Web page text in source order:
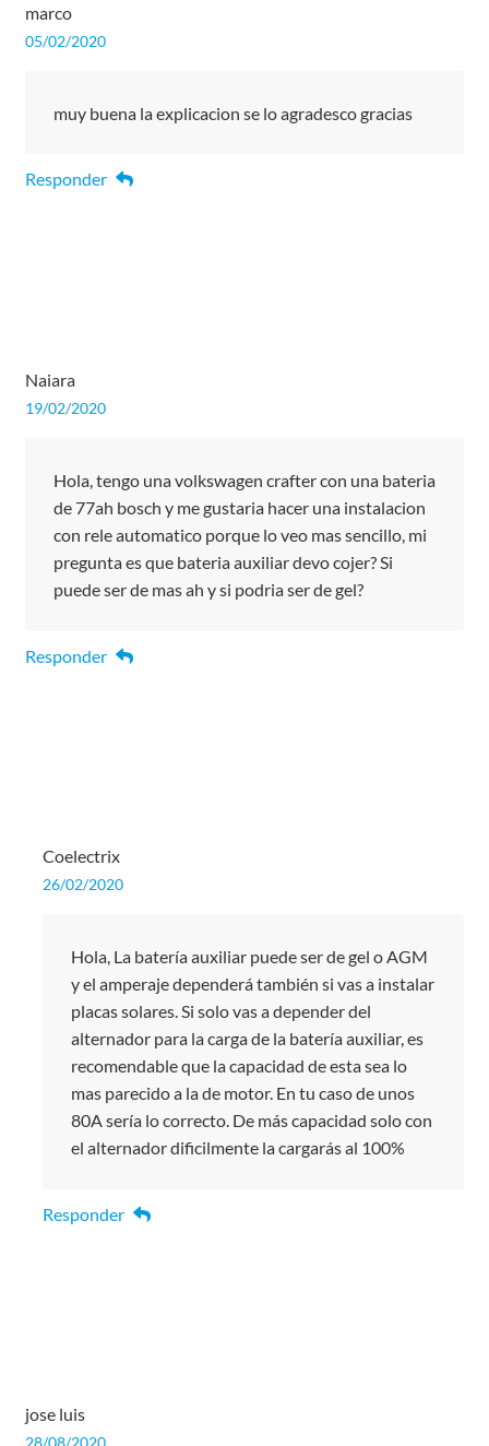
marco
05/02/2020
muy buena la explicacion se lo agradesco gracias
Responder
Naiara
19/02/2020
Hola, tengo una volkswagen crafter con una bateria
de 77ah bosch y me gustaria hacer una instalacion
con rele automatico porque lo veo mas sencillo, mi
pregunta es que bateria auxiliar devo cojer? Si
puede ser de mas ah y si podria ser de gel?
Responder
Coelectrix
26/02/2020
Hola, La batería auxiliar puede ser de gel o AGM
y el amperaje dependerá también si vas a instalar
placas solares. Si solo vas a depender del
alternador para la carga de la batería auxiliar, es
recomendable que la capacidad de esta sea lo
mas parecido a la de motor. En tu caso de unos
80A sería lo correcto. De más capacidad solo con
el alternador dificilmente la cargarás al 100%
Responder
jose luis